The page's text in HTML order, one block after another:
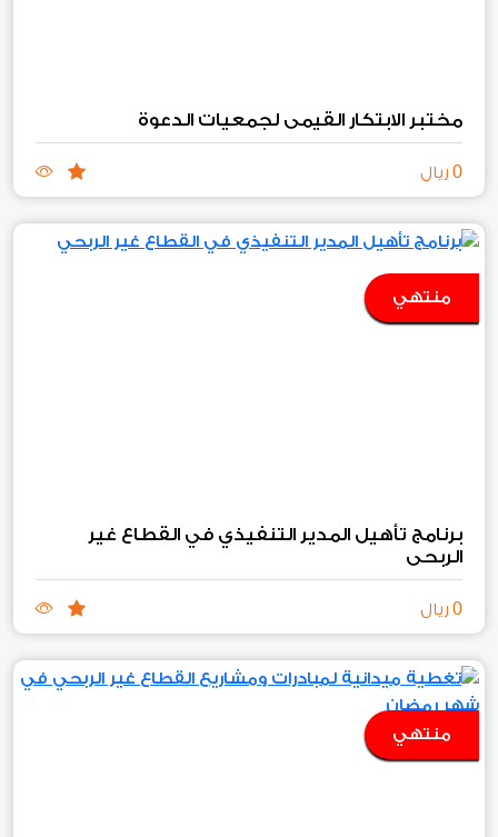
مختبر الابتكار القيمي لجمعيات الدعوة
0 ريال
منتهي
برنامج تأهيل المدير التنفيذي في القطاع غير
الربحي
0 ريال
منتهي